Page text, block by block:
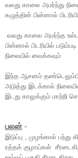
வலது காலை அமர்ந்து
கழுத்தின் பின்னால்
வலது காலை அமர்ந்த
பின்னால் பிடரியில்
நிலையில் வைக்கவும்
இந்த ஆசனம் தண்டெலும்பில்
அடுத்து இடக்கால்
இடது காலுக்கும் மாற்றி
பலன் -
இடுப்பு , முழங்கால்
ரத்தக் குழாய்கள்